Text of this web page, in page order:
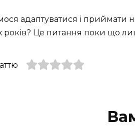
адаптуватися і приймати
років? Це питання поки що